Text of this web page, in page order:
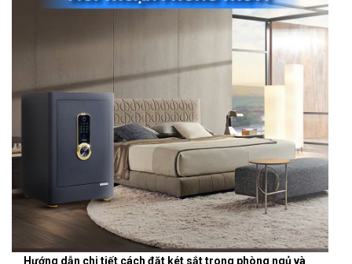
Hướng dẫn chi tiết cách đặt két sắt trong phòng ngủ và